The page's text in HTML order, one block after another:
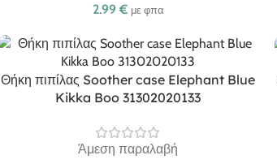
2.99 € με φπα
Θήκη πιπίλας Soother case Elephant Blue
Kikka Boo 31302020133
Άμεση παραλαβή